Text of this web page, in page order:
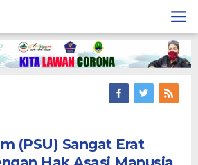
Hubungan
(PSU) Sangat Erat